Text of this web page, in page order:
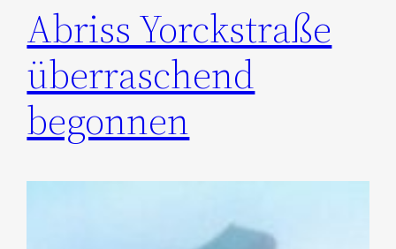
Abriss Yorckstraße
überraschend
begonnen